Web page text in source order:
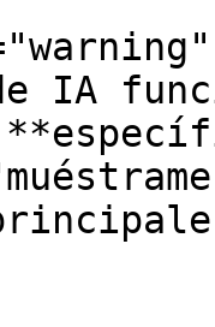
IA